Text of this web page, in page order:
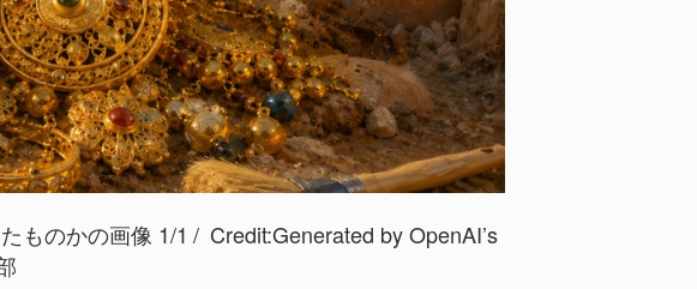
ものかの画像 1/1
Credit:Generated by OpenAI’s